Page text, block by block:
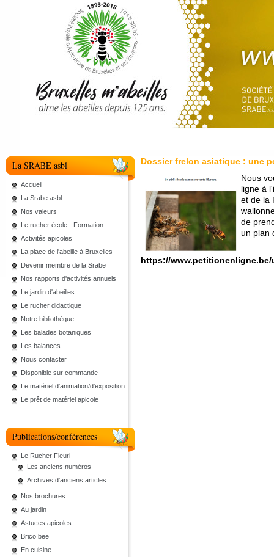
La SRABE asbl
Accueil
La Srabe asbl
Nos valeurs
Le rucher école - Formation
Activités apicoles
La place de l'abeille à Bruxelles
Devenir membre de la Srabe
Nos rapports d'activités annuels
Le jardin d'abeilles
Le rucher didactique
Notre bibliothèque
Les balades botaniques
Les balances
Nous contacter
Disponible sur commande
Le matériel d'animation/d'exposition
Le prêt de matériel apicole
Publications/conférences
Le Rucher Fleuri
Les anciens numéros
Archives d'anciens articles
Nos brochures
Au jardin
Astuces apicoles
Brico bee
En cuisine
Dossier frelon asiatique : une
Nous
ligne à
et de la
de
un plan
https://